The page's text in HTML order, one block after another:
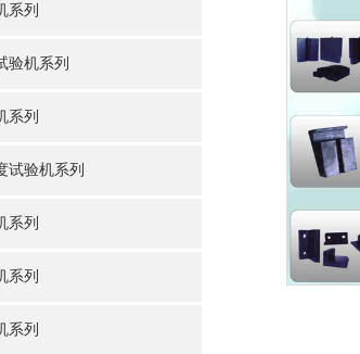
系列
验机系列
系列
试验机系列
系列
系列
系列